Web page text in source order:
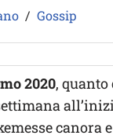
Gossip
2020, quanto
canora